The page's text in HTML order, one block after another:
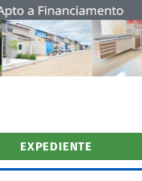
EXPEDIENTE